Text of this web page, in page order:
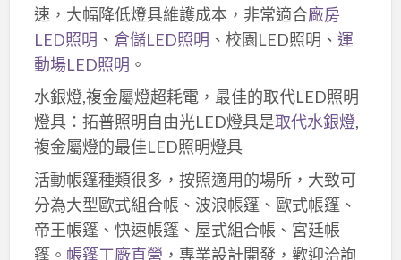
速，大幅降低燈具維護成本，非常適合廠房
LED照明 、 倉儲LED照明 、校園LED照明、 運
動場LED照明 。
水銀燈,複金屬燈超耗電，最佳的取代LED照明
燈具：拓普照明自由光LED燈具是取代水銀燈,
複金屬燈的最佳LED照明燈具
活動帳篷種類很多，按照適用的場所，大致可
分為大型歐式組合帳、波浪帳篷、歐式帳篷、
帝王帳篷、快速帳篷、屋式組合帳、宮廷帳
篷。 帳篷工廠直營 ，專業設計開發，歡迎洽詢